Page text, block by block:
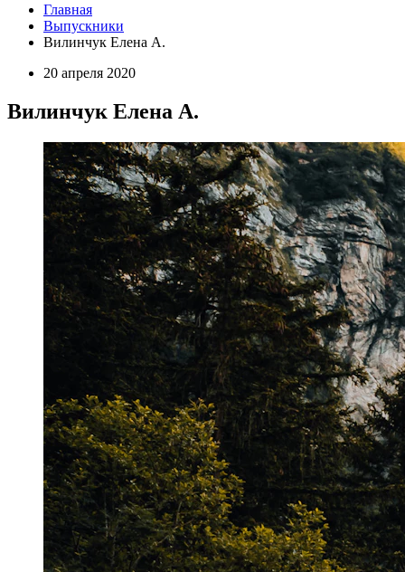
Главная
Выпускники
Вилинчук Елена А.
20 апреля 2020
Вилинчук Елена А.